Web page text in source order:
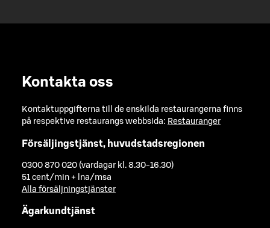
Kontakta oss
Kontaktuppgifterna till de enskilda restaurangerna finns
på respektive restaurangs webbsida: Restauranger
Försäljingstjänst, huvudstadsregionen
0300 870 020 (vardagar kl. 8.30-16.30)
51 cent/min + lna/msa
Alla försäljningstjänster
Ägarkundtjänst